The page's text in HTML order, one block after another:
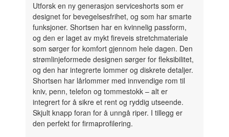
Utforsk en ny generasjon serviceshorts som er
designet for bevegelsesfrihet, og som har smarte
funksjoner. Shortsen har en kvinnelig passform,
og den er laget av mykt fireveis stretchmateriale
som sørger for komfort gjennom hele dagen. Den
strømlinjeformede designen sørger for fleksibilitet,
og den har integrerte lommer og diskrete detaljer.
Shortsen har lårlommer med innvendige rom til
kniv, penn, telefon og tommestokk – alt er
integrert for å sikre et rent og ryddig utseende.
Skjult knapp foran for å unngå riper. I tillegg er
den perfekt for firmaprofilering.